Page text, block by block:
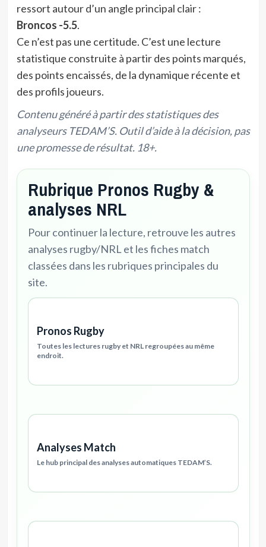
ressort autour d’un angle principal clair :
Broncos -5.5.
Ce n’est pas une certitude. C’est une lecture
statistique construite à partir des points marqués,
des points encaissés, de la dynamique récente et
des profils joueurs.
Contenu généré à partir des statistiques des
analyseurs TEDAM’S. Outil d’aide à la décision, pas
une promesse de résultat. 18+.
Rubrique Pronos Rugby &
analyses NRL
Pour continuer la lecture, retrouve les autres
analyses rugby/NRL et les fiches match
classées dans les rubriques principales du
site.
Pronos Rugby
Toutes les lectures rugby et NRL regroupées au même
endroit.
Analyses Match
Le hub principal des analyses automatiques TEDAM’S.